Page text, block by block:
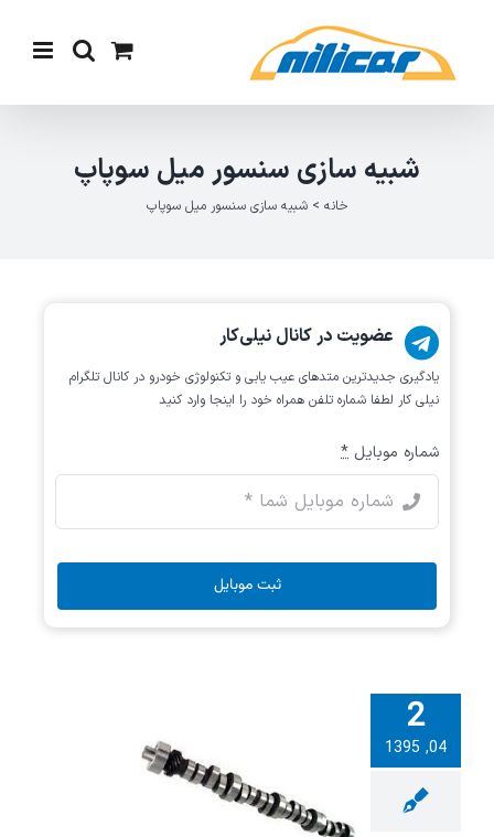
content
شبیه سازی سنسور میل سوپاپ
خانه >شبیه سازی سنسور میل سوپاپ
2
04, 1395
سازی
سوپاپ با
دیاگ جی
عضویت در کانال نیلی‌کار
یادگیری جدیدترین متد‌های عیب یابی‌ و تکنولوژی خودرو در کانال تلگرام
نیلی کار لطفا شماره تلفن همراه خود را اینجا وارد کنید
شماره موبایل *
ثبت موبایل